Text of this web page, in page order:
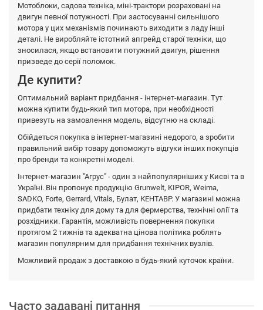
Мотоблоки, садова техніка, міні-трактори розраховані на
двигун певної потужності. При застосуванні сильнішого
мотора у цих механізмів починають виходити з ладу інші
деталі. Не виробляйте істотний апгрейд старої техніки, що
зносилася, якщо встановити потужний двигун, рішення
призведе до серії поломок.
Де купити?
Оптимальний варіант придбання - інтернет-магазин. Тут
можна купити будь-який тип мотора, при необхідності
привезуть на замовлення модель, відсутню на складі.
Обійдеться покупка в інтернет-магазині недорого, а зробити
правильний вибір товару допоможуть відгуки інших покупців
про бренди та конкретні моделі.
Інтернет-магазин "Агрус" - один з найпопулярніших у Києві та в
Україні. Він пропонує продукцію Grunwelt, KIPOR, Weima,
SADKO, Forte, Gerrard, Vitals, Булат, КЕНТАВР. У магазині можна
придбати техніку для дому та для фермерства, технічні олії та
розхідники. Гарантія, можливість повернення покупки
протягом 2 тижнів та адекватна цінова політика роблять
магазин популярним для придбання технічних вузлів.
Можливий продаж з доставкою в будь-який куточок країни.
Часто задавані питання